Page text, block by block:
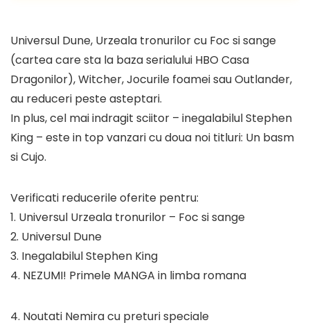
Universul Dune, Urzeala tronurilor cu Foc si sange
(cartea care sta la baza serialului HBO Casa
Dragonilor), Witcher, Jocurile foamei sau Outlander,
au reduceri peste asteptari.
In plus, cel mai indragit sciitor – inegalabilul Stephen
King – este in top vanzari cu doua noi titluri: Un basm
si Cujo.
Verificati reducerile oferite pentru:
1. Universul Urzeala tronurilor – Foc si sange
2. Universul Dune
3. Inegalabilul Stephen King
4. NEZUMI! Primele MANGA in limba romana
4. Noutati Nemira cu preturi speciale